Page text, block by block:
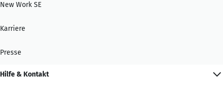
New Work SE
Karriere
Presse
Hilfe & Kontakt